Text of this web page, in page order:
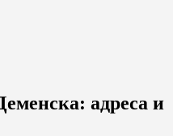
адреса и